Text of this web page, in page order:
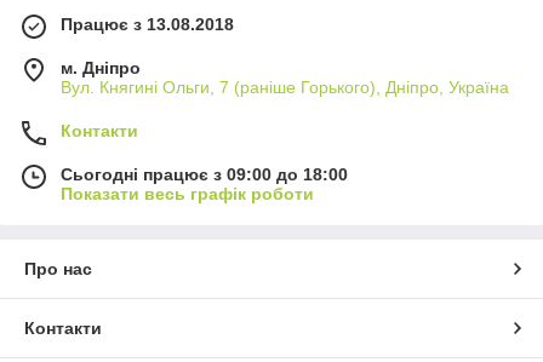
Працює з 13.08.2018
м. Дніпро
Вул. Княгині Ольги, 7 (раніше Горького), Дніпро, Україна
Контакти
Сьогодні працює з 09:00 до 18:00
Показати весь графік роботи
Про нас
Контакти